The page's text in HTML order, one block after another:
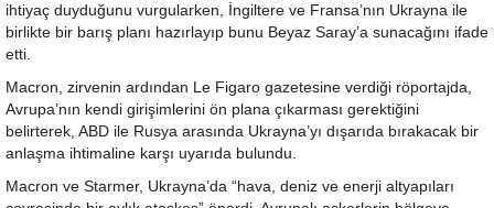
ihtiyaç duyduğunu vurgularken, İngiltere ve Fransa’nın Ukrayna ile
birlikte bir barış planı hazırlayıp bunu Beyaz Saray’a sunacağını ifade
etti.
Macron, zirvenin ardından Le Figaro gazetesine verdiği röportajda,
Avrupa’nın kendi girişimlerini ön plana çıkarması gerektiğini
belirterek, ABD ile Rusya arasında Ukrayna’yı dışarıda bırakacak bir
anlaşma ihtimaline karşı uyarıda bulundu.
Macron ve Starmer, Ukrayna’da “hava, deniz ve enerji altyapıları